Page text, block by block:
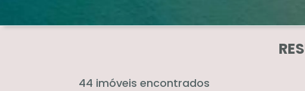
44 imóveis encontrados